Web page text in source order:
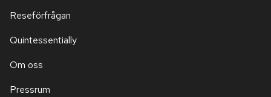
Reseförfrågan
Quintessentially
Om oss
Pressrum